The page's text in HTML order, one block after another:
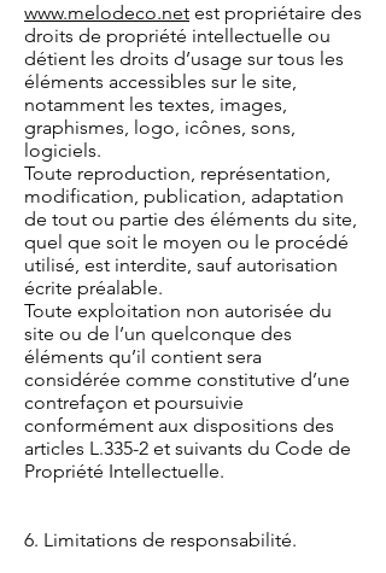
www.melodeco.net est propriétaire des
droits de propriété intellectuelle ou
détient les droits d’usage sur tous les
éléments accessibles sur le site,
notamment les textes, images,
graphismes, logo, icônes, sons,
logiciels.
Toute reproduction, représentation,
modification, publication, adaptation
de tout ou partie des éléments du site,
quel que soit le moyen ou le procédé
utilisé, est interdite, sauf autorisation
écrite préalable.
Toute exploitation non autorisée du
site ou de l’un quelconque des
éléments qu’il contient sera
considérée comme constitutive d’une
contrefaçon et poursuivie
conformément aux dispositions des
articles L.335-2 et suivants du Code de
Propriété Intellectuelle.
6. Limitations de responsabilité.